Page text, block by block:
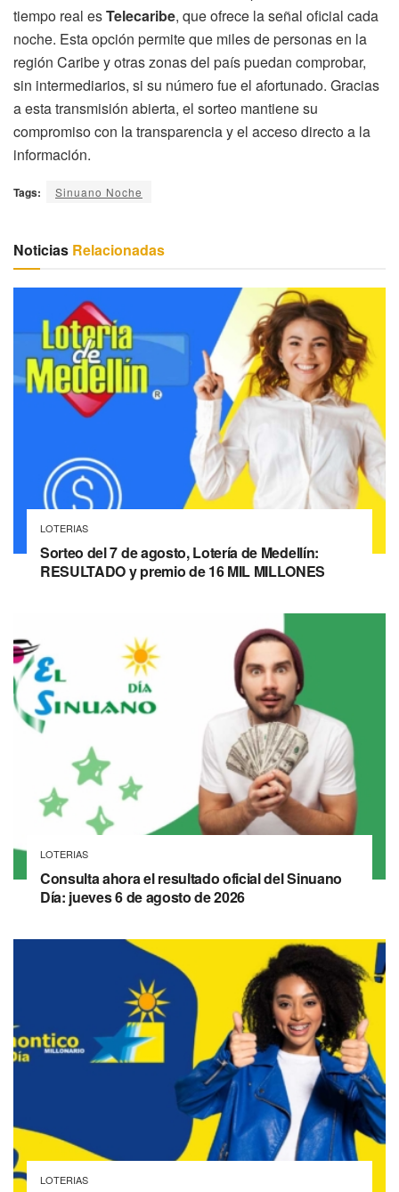
tiempo real esTelecaribe, que ofrece la señal oficial cada
noche. Esta opción permite que miles de personas en la
región Caribe y otras zonas del país puedan comprobar,
sin intermediarios, si su número fue el afortunado. Gracias
a esta transmisión abierta, el sorteo mantiene su
compromiso con la transparencia y el acceso directo a la
información.
Tags: Sinuano Noche
Noticias Relacionadas
LOTERIAS
Sorteo del 7 de agosto, Lotería de Medellín:
RESULTADO y premio de 16 MIL MILLONES
LOTERIAS
Consulta ahora el resultado oficial del Sinuano
Día: jueves 6 de agosto de 2026
LOTERIAS